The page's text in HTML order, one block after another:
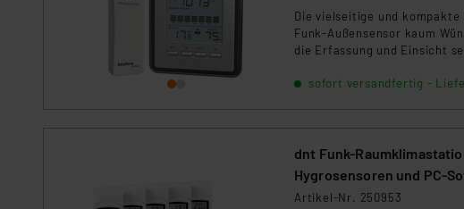
Die vielseitige und
Funk-Außensensor kaum
die Erfassung und Einsicht
sofort versandfertig -
dnt Funk-
Hygrosensoren und PC-
Artikel-Nr. 250953